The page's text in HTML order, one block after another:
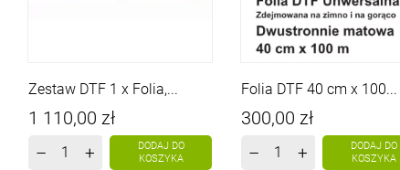
Zestaw DTF 1 x Folia,...
Cena
1 110,00 zł
– +
DODAJ DO
KOSZYKA
Folia DTF 40 cm x 100...
Cena
300,00 zł
– +
DODAJ DO
KOSZYKA